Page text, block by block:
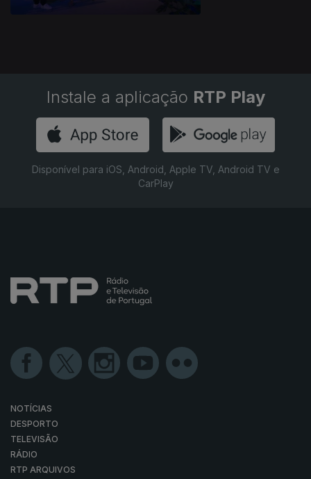
Instale a aplicação RTP Play
Disponível para iOS, Android, Apple TV, Android TV e
CarPlay
NOTÍCIAS
DESPORTO
TELEVISÃO
RÁDIO
RTP ARQUIVOS